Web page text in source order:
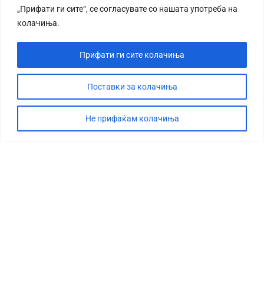
„Прифати ги сите“, се согласувате со нашата употреба на
колачиња.
Поставки за колачиња
Не прифаќам колачиња
Прифати ги сите колачиња